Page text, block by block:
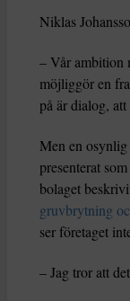
Niklas
– Vår ambition
möjliggör en
på är dialog,
Men en
presenterat
bolaget
gruvbrytning
ser företaget
– Jag tror att